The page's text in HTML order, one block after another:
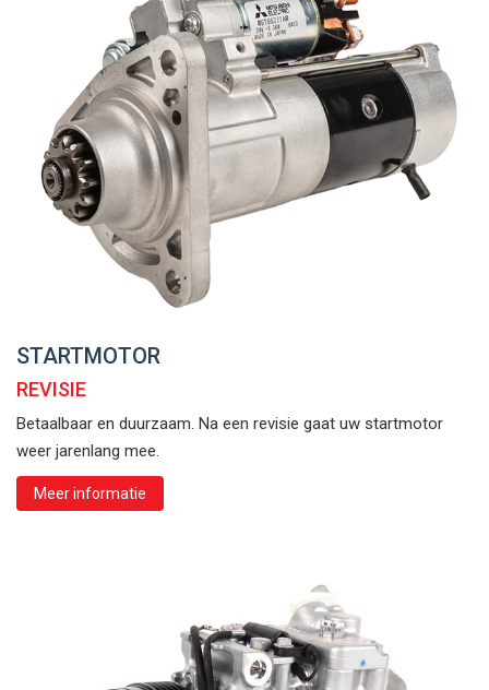
STARTMOTOR
REVISIE
Betaalbaar en duurzaam. Na een revisie gaat uw startmotor
weer jarenlang mee.
Meer informatie